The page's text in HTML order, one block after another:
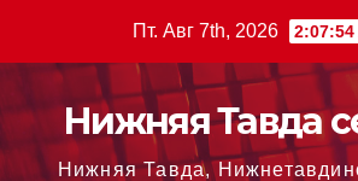
содержимому
Пт. Авг 7th, 2026 2:07:55
Нижняя Тавда
Нижняя Тавда,